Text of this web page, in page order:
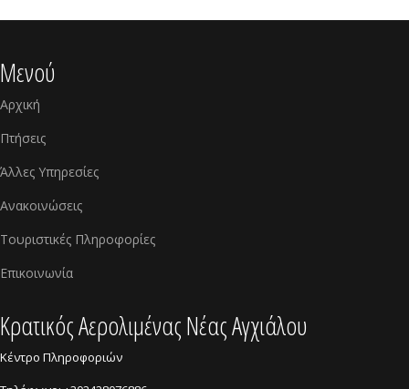
Μενού
Αρχική
Πτήσεις
Άλλες Υπηρεσίες
Ανακοινώσεις
Τουριστικές Πληροφορίες
Επικοινωνία
Kρατικός Αερολιμένας Νέας Αγχιάλου
Κέντρο Πληροφοριών